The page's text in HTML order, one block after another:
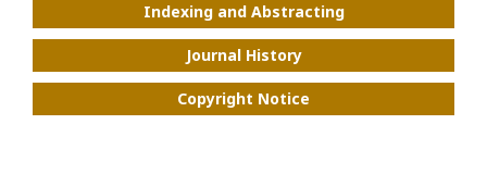
Indexing and Abstracting
Journal History
Copyright Notice